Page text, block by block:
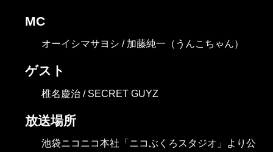
MC
オーイシマサヨシ / 加藤純一（うんこちゃん）
ゲスト
椎名慶治 / SECRET GUYZ
放送場所
池袋ニコニコ本社「ニコぶくろスタジオ」より公